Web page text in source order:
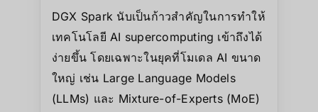
DGX Spark นับเป็นก้าวสำคัญในการทำให้
เทคโนโลยี AI supercomputing เข้าถึงได้
ง่ายขึ้น โดยเฉพาะในยุคที่โมเดล AI ขนาด
ใหญ่ เช่น Large Language Models
(LLMs) และ Mixture-of-Experts (MoE)